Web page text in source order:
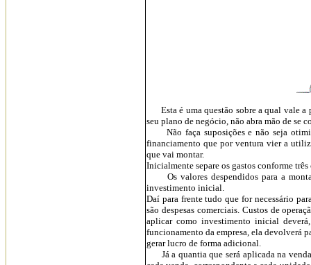
Esta é uma questão sobre a qual vale a
seu plano de negócio, não abra mão de se
Não faça suposições e não seja
financiamento que por ventura vier a
que vai montar.
Inicialmente separe os gastos conforme
Os valores despendidos para a
investimento inicial.
Daí para frente tudo que for necessário
são despesas comerciais. Custos de
aplicar como investimento inicial
funcionamento da empresa, ela devolverá
gerar lucro de forma adicional.
Já a quantia que será aplicada na venda